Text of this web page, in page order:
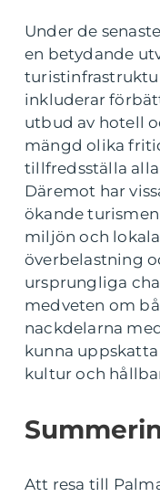
Under de
en betydande
inkluderar
utbud av hotell
mängd olika
tillfredsställa
Däremot har
ökande
miljön och
överbelastning
ursprungliga
medveten om
nackdelarna
kunna
kultur och
Att resa till